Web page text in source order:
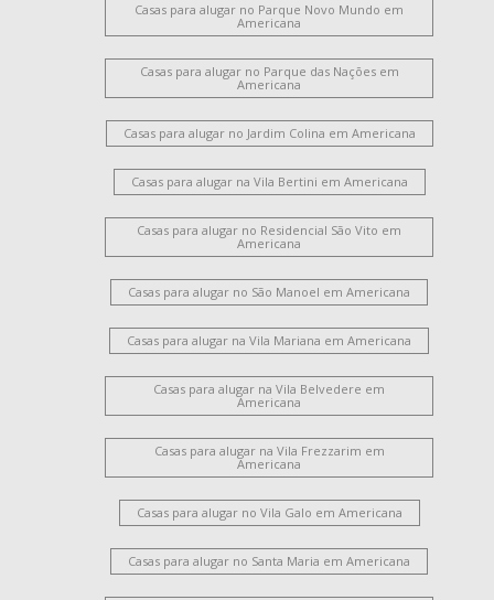
Casas para alugar no Parque Novo Mundo em
Americana
Casas para alugar no Parque das Nações em
Americana
Casas para alugar no Jardim Colina em Americana
Casas para alugar na Vila Bertini em Americana
Casas para alugar no Residencial São Vito em
Americana
Casas para alugar no São Manoel em Americana
Casas para alugar na Vila Mariana em Americana
Casas para alugar na Vila Belvedere em
Americana
Casas para alugar na Vila Frezzarim em
Americana
Casas para alugar no Vila Galo em Americana
Casas para alugar no Santa Maria em Americana